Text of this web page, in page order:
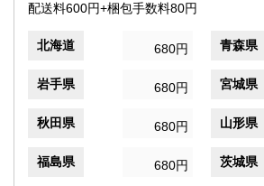
配送料600円+梱包手数料80円
北海道 680円 青森県
岩手県 680円 宮城県
秋田県 680円 山形県
福島県 680円 茨城県